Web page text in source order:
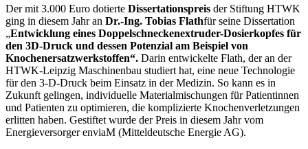
Der mit 3.000 Euro dotierte Dissertationspreis der Stiftung HTWK
ging in diesem Jahr an Dr.-Ing. Tobias Flathfür seine Dissertation
„Entwicklung eines Doppelschneckenextruder-Dosierkopfes für
den 3D-Druck und dessen Potenzial am Beispiel von
Knochenersatzwerkstoffen“. Darin entwickelte Flath, der an der
HTWK-Leipzig Maschinenbau studiert hat, eine neue Technologie
für den 3-D-Druck beim Einsatz in der Medizin. So kann es in
Zukunft gelingen, individuelle Materialmischungen für Patientinnen
und Patienten zu optimieren, die komplizierte Knochenverletzungen
erlitten haben. Gestiftet wurde der Preis in diesem Jahr vom
Energieversorger enviaM (Mitteldeutsche Energie AG).